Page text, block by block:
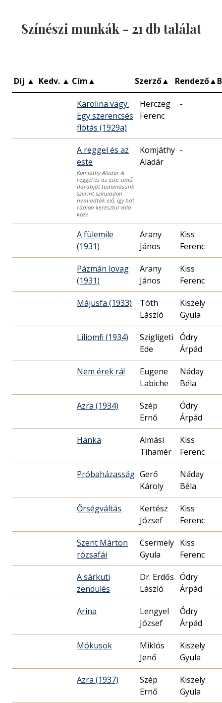
Színészi munkák - 21 db találat
Díj ▲ Kedv. ▲ Cím▲ Szerző▲ Rendező▲
Karolina vagy:
Egy szerencsés
flótás (1929a)
Herczeg
Ferenc
-
A reggel és az
este
Komjáthy Aladár A
reggel és az este című
darabját tudomásunk
szerint színpadon
nem adták elő, így hát
rádión keresztül való
közv
Komjáthy
Aladár
-
A fülemile
(1931)
Arany
János
Kiss
Ferenc
Pázmán lovag
(1931)
Arany
János
Kiss
Ferenc
Májusfa (1933)
Tóth
László
Kiszely
Gyula
Liliomfi (1934)
Szigligeti
Ede
Ódry
Árpád
Nem érek rá!
Eugene
Labiche
Náday
Béla
Azra (1934)
Szép
Ernő
Ódry
Árpád
Hanka
Almási
Tihamér
Kiss
Ferenc
Próbaházasság Gerő
Károly
Náday
Béla
Őrségváltás
Kertész
József
Kiss
Ferenc
Szent Márton
rózsafái
Csermely
Gyula
Kiss
Ferenc
A sárkuti
zendülés
Dr. Erdős
László
Ódry
Árpád
Arina
Lengyel
József
Ódry
Árpád
Mókusok
Miklós
Jenő
Kiszely
Gyula
Azra (1937)
Szép
Ernő
Kiszely
Gyula